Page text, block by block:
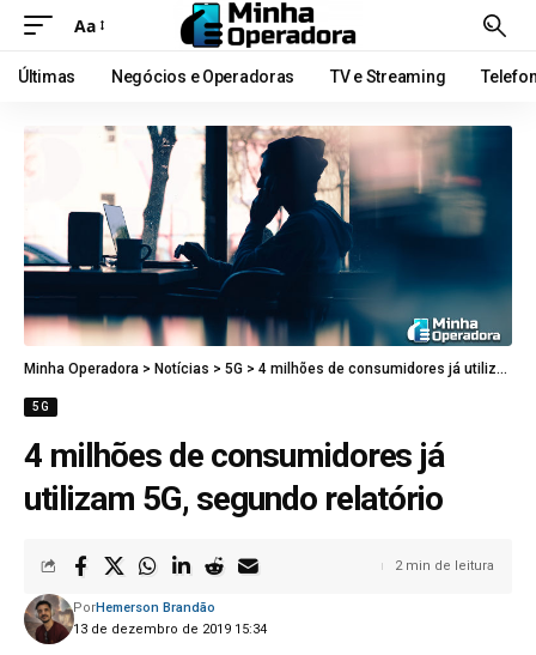
Aa
Últimas Negócios e Operadoras TV e Streaming
Minha Operadora > Notícias > 5G > 4 milhões de consumidores já utilizam 5G, segundo relatório
5G
4 milhões de consumidores já
utilizam 5G, segundo relatório
13 de dezembro de 2019 15:34
PorHemerson Brandão
2 min de leitura